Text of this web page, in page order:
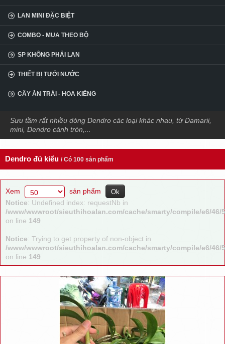
LAN MINI ĐẶC BIỆT
COMBO - MUA THEO BỘ
SP KHÔNG PHẢI LAN
THIẾT BỊ TƯỚI NƯỚC
CÂY ĂN TRÁI - HOA KIỂNG
Sưu tầm rất nhiều dòng Dendro các loại khác nhau, từ Damarii,
mini, Dendro cánh tròn,...
Dendro đủ kiểu / Có 100 sản phẩm
Xem
sản phẩm
Notice: Undefined index: requestNb in
/www/wwwroot/sieuthihoalan.com/cache/smarty/compile/e6/46/
on line 149
Notice: Trying to get property of non-object in
/www/wwwroot/sieuthihoalan.com/cache/smarty/compile/e6/46/
on line 149